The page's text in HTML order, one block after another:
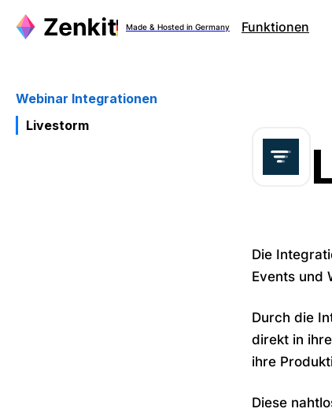
Made & Hosted in Germany Funktionen
Webinar Integrationen
Livestorm
Die
Events und
Durch die
direkt in
ihre
Diese